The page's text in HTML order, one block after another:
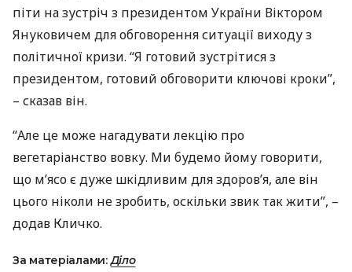
піти на зустріч з президентом України Віктором
Януковичем для обговорення ситуації виходу з
політичної кризи. “Я готовий зустрітися з
президентом, готовий обговорити ключові кроки”,
– сказав він.
“Але це може нагадувати лекцію про
вегетаріанство вовку. Ми будемо йому говорити,
що м’ясо є дуже шкідливим для здоров’я, але він
цього ніколи не зробить, оскільки звик так жити”, –
додав Кличко.
За матеріалами:Діло